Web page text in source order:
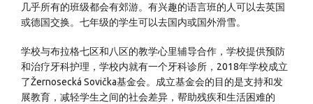
几乎所有的班级都会有郊游。有兴趣的语言班的人可以去英国
或德国交换。七年级的学生可以去国内或国外滑雪。
学校与布拉格七区和八区的教学心里辅导合作，学校提供预防
和治疗牙科护理，学校内就有一个牙科诊所，2018年学校成立
了Žernosecká Sovička基金会。成立基金会的目的是支持和发
展教育，减轻学生之间的社会差异，帮助残疾和生活困难的